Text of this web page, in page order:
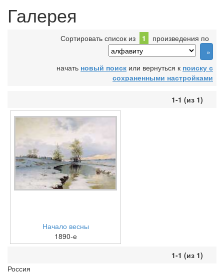
Галерея
Сортировать список из 1 произведения по
начать новый поиск или вернуться к поиску с
сохраненными настройками
1-1 (из 1)
Начало весны
1890-е
1-1 (из 1)
Россия